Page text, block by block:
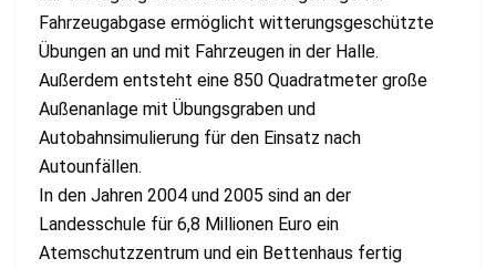
Fahrzeugabgase ermöglicht witterungsgeschützte
Übungen an und mit Fahrzeugen in der Halle.
Außerdem entsteht eine 850 Quadratmeter große
Außenanlage mit Übungsgraben und
Autobahnsimulierung für den Einsatz nach
Autounfällen.
In den Jahren 2004 und 2005 sind an der
Landesschule für 6,8 Millionen Euro ein
Atemschutzzentrum und ein Bettenhaus fertig